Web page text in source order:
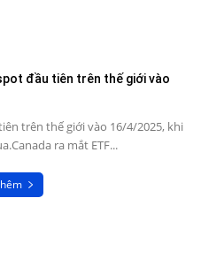
đầu tiên trên thế giới vào
trên thế giới vào 16/4/2025, khi
ra mắt ETF...